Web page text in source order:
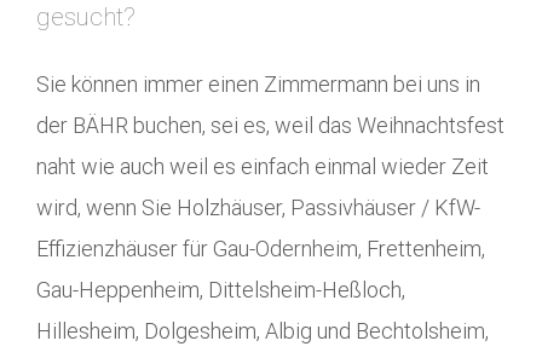
gesucht?
Sie können immer einen Zimmermann bei uns in
der BÄHR buchen, sei es, weil das Weihnachtsfest
naht wie auch weil es einfach einmal wieder Zeit
wird, wenn Sie Holzhäuser, Passivhäuser / KfW-
Effizienzhäuser für Gau-Odernheim, Frettenheim,
Gau-Heppenheim, Dittelsheim-Heßloch,
Hillesheim, Dolgesheim, Albig und Bechtolsheim,